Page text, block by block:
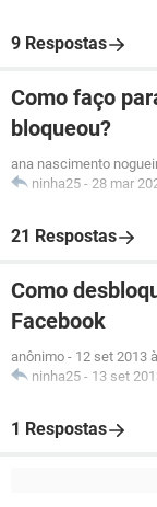
9 Respostas
Como faço
bloqueou?
ana nascimento
ninha25 - 28 mar
21 Respostas
Como
Facebook
anônimo - 12 set 2013
ninha25 - 13 set
1 Respostas